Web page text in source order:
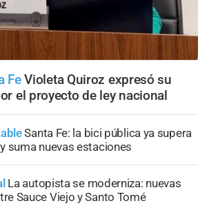
Fe Violeta Quiroz expresó su
el proyecto de ley nacional
Santa Fe: la bici pública ya supera
suma nuevas estaciones
La autopista se moderniza: nuevas
Sauce Viejo y Santo Tomé